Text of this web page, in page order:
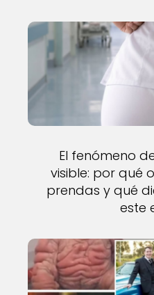
El fenómeno
visible: por qué
prendas y qué
este